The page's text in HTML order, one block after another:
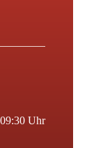
09:30Uhr